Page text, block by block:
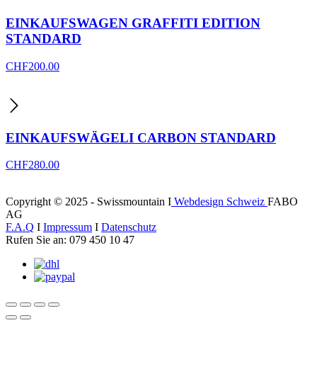
EINKAUFSWAGEN GRAFFITI EDITION
STANDARD
CHF200.00
EINKAUFSWÄGELI CARBON STANDARD
CHF280.00
Copyright © 2025 - Swissmountain I Webdesign Schweiz FABO
AG
F.A.Q I Impressum I Datenschutz
Rufen Sie an: 079 450 10 47